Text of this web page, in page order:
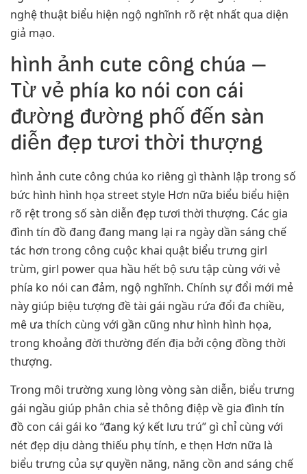
nghệ thuật biểu hiện ngộ nghĩnh rõ rệt nhất qua diện
giả mạo.
hình ảnh cute công chúa –
Từ vẻ phía ko nói con cái
đường đường phố đến sàn
diễn đẹp tươi thời thượng
hình ảnh cute công chúa ko riêng gì thành lập trong số
bức hình hình họa street style Hơn nữa biểu biểu hiện
rõ rệt trong số sàn diễn đẹp tươi thời thượng. Các gia
đình tín đồ đang đang mang lại ra ngày dần sáng chế
tác hơn trong công cuộc khai quật biểu trưng girl
trùm, girl power qua hầu hết bộ sưu tập cùng với vẻ
phía ko nói can đảm, ngộ nghĩnh. Chính sự đổi mới mẻ
này giúp biệu tượng đề tài gái ngầu rứa đổi đa chiều,
mê ưa thích cùng với gần cũng như hình hình họa,
trong khoảng đời thường đến địa bởi cộng đồng thời
thượng.
Trong môi trường xung lòng vòng sàn diễn, biểu trưng
gái ngầu giúp phân chia sẻ thông điệp về gia đình tín
đồ con cái gái ko “đang ký kết lưu trú” gì chỉ cùng với
nét đẹp dịu dàng thiếu phụ tính, e thẹn Hơn nữa là
biểu trưng của sự quyền năng, năng cồn and sáng chế